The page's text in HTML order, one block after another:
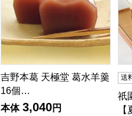
吉野本葛 天極堂 葛水羊羹
16個…
本体 3,040円
送
祇